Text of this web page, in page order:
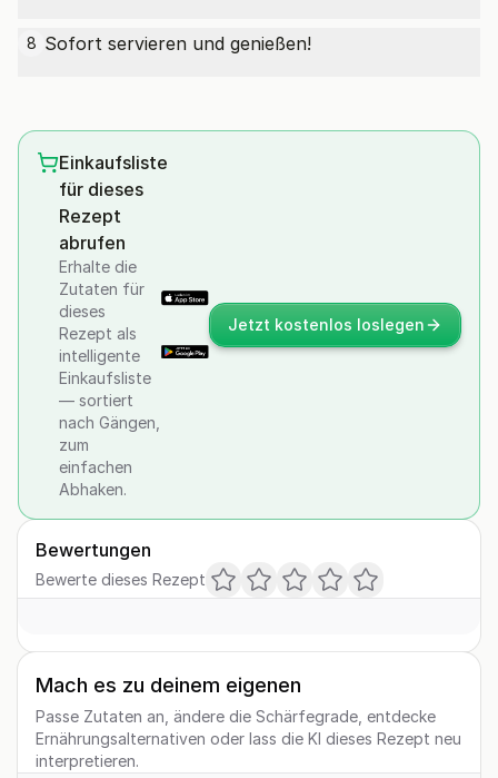
8 Sofort servieren und genießen!
Einkaufsliste
für dieses
Rezept
abrufen
Erhalte die
Zutaten für
dieses
Rezept als
intelligente
Einkaufsliste
— sortiert
nach Gängen,
zum
einfachen
Abhaken.
Jetzt kostenlos loslegen
Bewertungen
Bewerte dieses Rezept
Mach es zu deinem eigenen
Passe Zutaten an, ändere die Schärfegrade, entdecke
Ernährungsalternativen oder lass die KI dieses Rezept neu
interpretieren.